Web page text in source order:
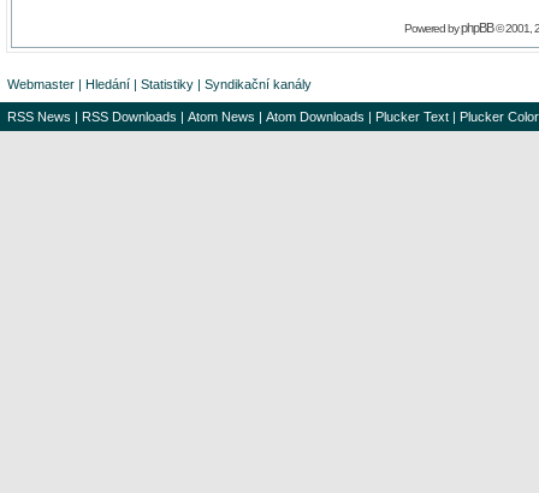
Powered byphpBB© 2001,
Webmaster | Hledání | Statistiky | Syndikační kanály
RSS News | RSS Downloads | Atom News | Atom Downloads | Plucker Text | Plucker Color